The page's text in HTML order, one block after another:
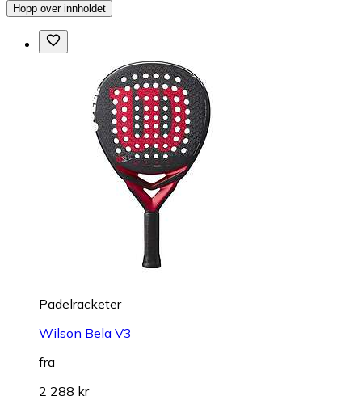
Hopp over innholdet
Padelracketer
Wilson Bela V3
fra
2 288 kr